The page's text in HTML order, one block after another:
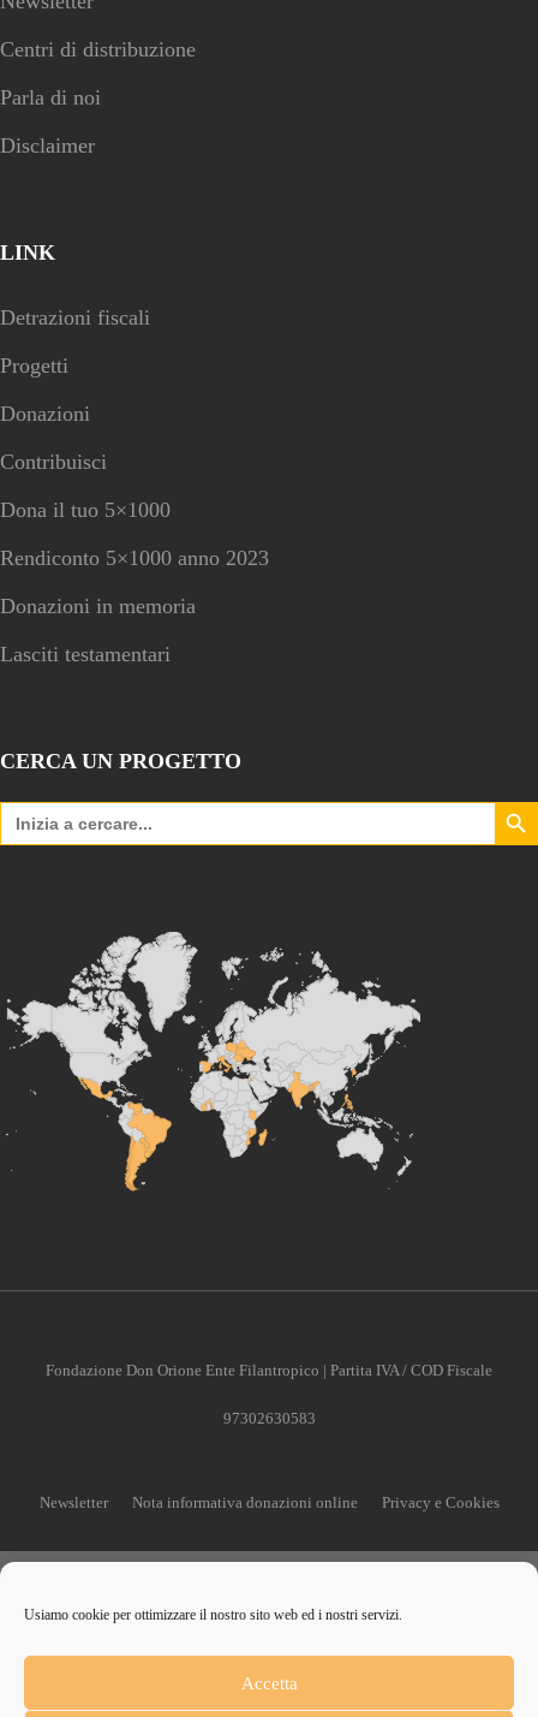
Usiamo cookie per ottimizzare il nostro sito web ed i nostri servizi.
Accetta
Centri di distribuzione
Parla di noi
Disclaimer
LINK
Detrazioni fiscali
Progetti
Donazioni
Contribuisci
Dona il tuo 5×1000
Rendiconto 5×1000 anno 2023
Donazioni in memoria
Lasciti testamentari
CERCA UN PROGETTO
Search
for:
Search
Fondazione Don Orione Ente Filantropico | Partita IVA / COD Fiscale
97302630583
Newsletter Nota informativa donazioni online Privacy e Cookies
CONTRIBUISCI ANCHE